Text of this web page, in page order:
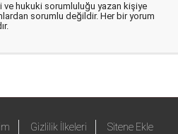
ve hukuki sorumluluğu yazan kişiye
sorumlu değildir. Her bir yorum
Gizlilik İlkeleri Sitene Ekle